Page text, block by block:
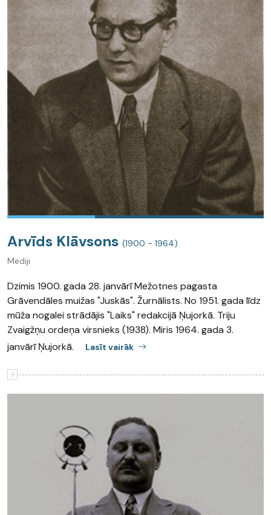
Arvīds Klāvsons (1900 - 1964)
Mediji
Dzimis 1900. gada 28. janvārī Mežotnes pagasta
Grāvendāles muižas "Juskās". Žurnālists. No 1951. gada līdz
mūža nogalei strādājis "Laiks" redakcijā Ņujorkā. Triju
Zvaigžņu ordeņa virsnieks (1938). Miris 1964. gada 3.
janvārī Ņujorkā.
Lasīt vairāk